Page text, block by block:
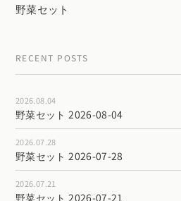
野菜セット
RECENT POSTS
2026.08.04
野菜セット 2026-08-04
2026.07.28
野菜セット 2026-07-28
2026.07.21
野菜セット 2026-07-21